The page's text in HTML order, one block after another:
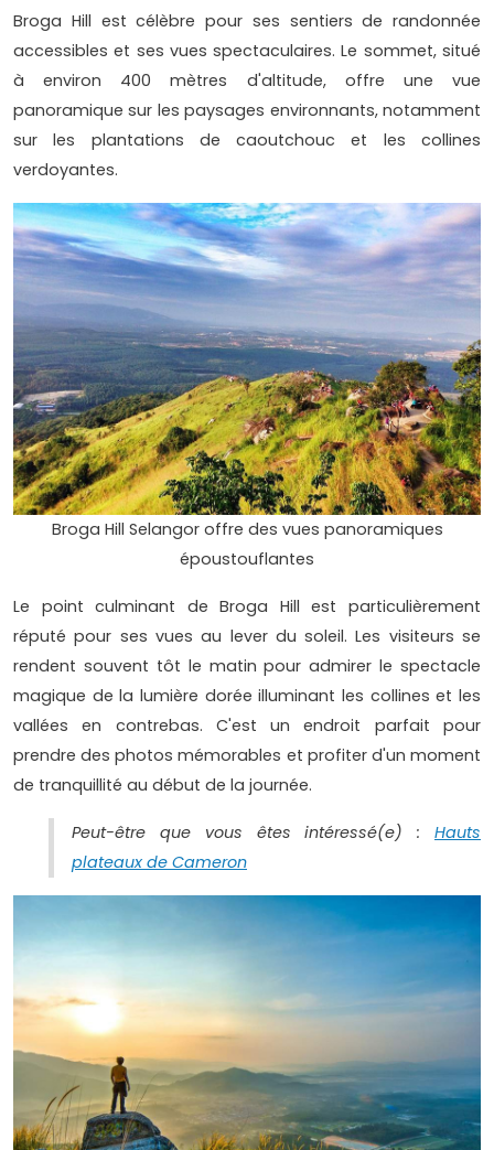
Broga Hill est célèbre pour ses sentiers de randonnée
accessibles et ses vues spectaculaires. Le sommet, situé
à environ 400 mètres d'altitude, offre une vue
panoramique sur les paysages environnants, notamment
sur les plantations de caoutchouc et les collines
verdoyantes.
Broga Hill Selangor offre des vues panoramiques
époustouflantes
Le point culminant de Broga Hill est particulièrement
réputé pour ses vues au lever du soleil. Les visiteurs se
rendent souvent tôt le matin pour admirer le spectacle
magique de la lumière dorée illuminant les collines et les
vallées en contrebas. C'est un endroit parfait pour
prendre des photos mémorables et profiter d'un moment
de tranquillité au début de la journée.
Peut-être que vous êtes intéressé(e) : Hauts
plateaux de Cameron